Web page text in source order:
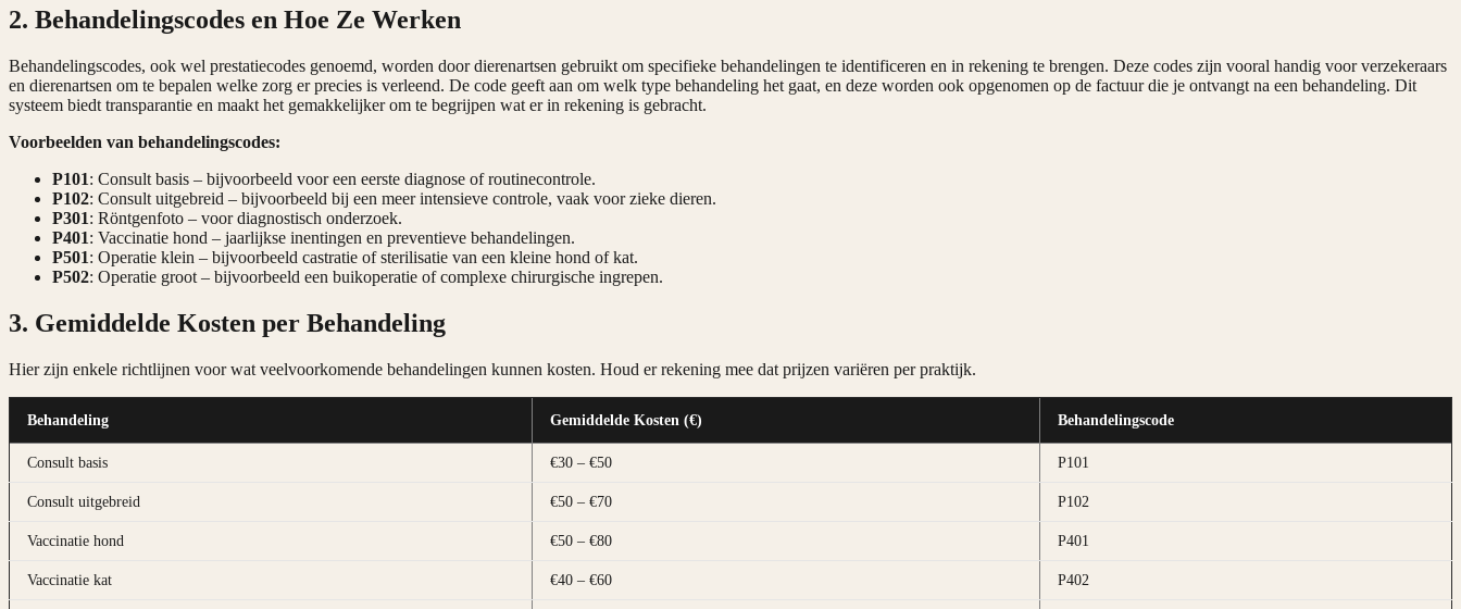
2. Behandelingscodes en Hoe Ze Werken
Behandelingscodes, ook wel prestatiecodes genoemd, worden door dierenartsen gebruikt om specifieke behandelingen te identificeren en in rekening te brengen. Deze codes zijn vooral handig voor verzekeraars
en dierenartsen om te bepalen welke zorg er precies is verleend. De code geeft aan om welk type behandeling het gaat, en deze worden ook opgenomen op de factuur die je ontvangt na een behandeling. Dit
systeem biedt transparantie en maakt het gemakkelijker om te begrijpen wat er in rekening is gebracht.
Voorbeelden van behandelingscodes:
P101: Consult basis – bijvoorbeeld voor een eerste diagnose of routinecontrole.
P102: Consult uitgebreid – bijvoorbeeld bij een meer intensieve controle, vaak voor zieke dieren.
P301: Röntgenfoto – voor diagnostisch onderzoek.
P401: Vaccinatie hond – jaarlijkse inentingen en preventieve behandelingen.
P501: Operatie klein – bijvoorbeeld castratie of sterilisatie van een kleine hond of kat.
P502: Operatie groot – bijvoorbeeld een buikoperatie of complexe chirurgische ingrepen.
3. Gemiddelde Kosten per Behandeling
Hier zijn enkele richtlijnen voor wat veelvoorkomende behandelingen kunnen kosten. Houd er rekening mee dat prijzen variëren per praktijk.
Behandeling Gemiddelde Kosten (€) Behandelingscode
Consult basis €30 – €50 P101
Consult uitgebreid €50 – €70 P102
Vaccinatie hond €50 – €80 P401
Vaccinatie kat €40 – €60 P402